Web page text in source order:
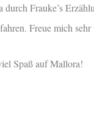
Frauke’s
Freue mich
Spaß auf Mallora!